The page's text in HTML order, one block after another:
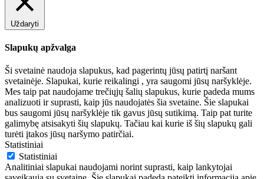
Uždaryti
Slapukų apžvalga
Ši svetainė naudoja slapukus, kad pagerintų jūsų patirtį naršant
svetainėje. Slapukai, kurie reikalingi , yra saugomi jūsų naršyklėje.
Mes taip pat naudojame trečiųjų šalių slapukus, kurie padeda mums
analizuoti ir suprasti, kaip jūs naudojatės šia svetaine. Šie slapukai
bus saugomi jūsų naršyklėje tik gavus jūsų sutikimą. Taip pat turite
galimybę atsisakyti šių slapukų. Tačiau kai kurie iš šių slapukų gali
turėti įtakos jūsų naršymo patirčiai.
Statistiniai
Statistiniai
Analitiniai slapukai naudojami norint suprasti, kaip lankytojai